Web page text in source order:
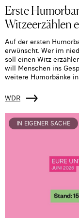
Erste
Witzeerzählen
Auf der ersten
erwünscht. Wer im
soll einen Witz
will Menschen ins
weitere Humorbänke
WDR
IN EIGENER SACHE